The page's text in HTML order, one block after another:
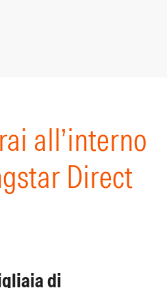
all’interno
Direct
di